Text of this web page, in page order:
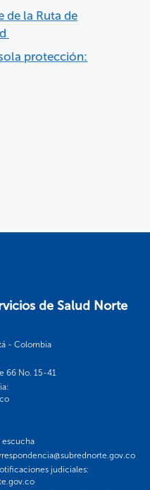
de la Ruta de
protección:
de Salud Norte
- Colombia
66 No. 15-41
judiciales: